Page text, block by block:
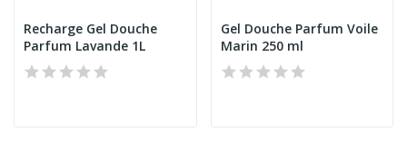
Recharge Gel Douche
Parfum Lavande 1L
Gel Douche Parfum Voile
Marin 250 ml